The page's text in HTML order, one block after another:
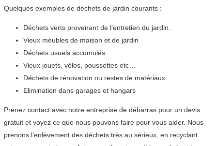
Quelques exemples de déchets de jardin courants :
Déchets verts provenant de l’entretien du jardin.
Vieux meubles de maison et de jardin
Déchets usuels accumulés
Vieux jouets, vélos, poussettes etc…
Déchets de rénovation ou restes de matériaux
Elimination dans garages et hangars
Prenez contact avec notre entreprise de débarras pour un devis
gratuit et voyez ce que nous pouvons faire pour vous aider. Nous
prenons l’enlèvement des déchets très au sérieux, en recyclant